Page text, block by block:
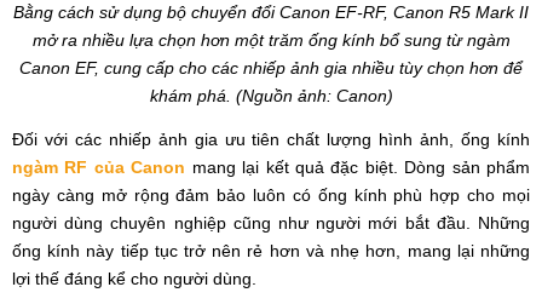
Bằng cách sử dụng bộ chuyển đổi Canon EF-RF, Canon R5 Mark II
mở ra nhiều lựa chọn hơn một trăm ống kính bổ sung từ ngàm
Canon EF, cung cấp cho các nhiếp ảnh gia nhiều tùy chọn hơn để
khám phá. (Nguồn ảnh: Canon)
Đối với các nhiếp ảnh gia ưu tiên chất lượng hình ảnh, ống kính
ngàm RF của Canon mang lại kết quả đặc biệt. Dòng sản phẩm
ngày càng mở rộng đảm bảo luôn có ống kính phù hợp cho mọi
người dùng chuyên nghiệp cũng như người mới bắt đầu. Những
ống kính này tiếp tục trở nên rẻ hơn và nhẹ hơn, mang lại những
lợi thế đáng kể cho người dùng.